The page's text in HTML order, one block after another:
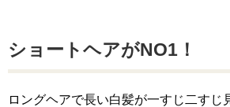
ショートヘアがNO1！
ロングヘアで長い白髪が一すじ二すじ